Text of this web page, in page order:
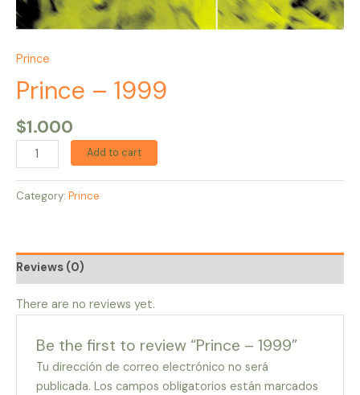
Prince
Prince – 1999
$1.000
Add to cart
Category: Prince
Reviews (0)
There are no reviews yet.
Be the first to review “Prince – 1999”
Tu dirección de correo electrónico no será
publicada. Los campos obligatorios están marcados